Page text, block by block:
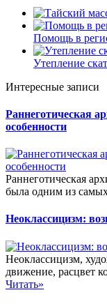
Помощь в
Утепление
Интересные записи
Раннеготическая
особенности
Раннеготическая
была одним из
Неоклассицизм:
Неоклассицизм,
движение, расцвет
Читать»